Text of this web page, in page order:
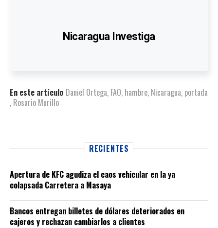
Nicaragua Investiga
En este artículo Daniel Ortega, FAO, hambre, Nicaragua, portada
, Rosario Murillo
RECIENTES
Apertura de KFC agudiza el caos vehicular en la ya
colapsada Carretera a Masaya
Bancos entregan billetes de dólares deteriorados en
cajeros y rechazan cambiarlos a clientes